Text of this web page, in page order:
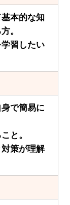
本的な知
。
習したい
で簡易に
と。
策が理解